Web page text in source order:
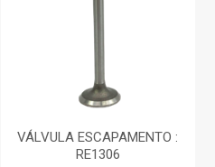
VÁLVULA ESCAPAMENTO :
RE1306